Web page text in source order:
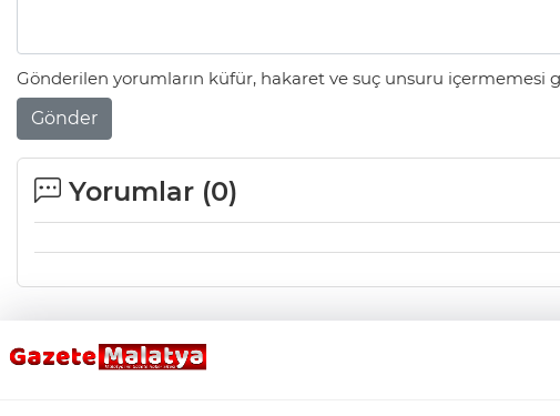
Gönderilen yorumların küfür, hakaret ve suç unsuru içermemesi
Gönder
Yorumlar (0)